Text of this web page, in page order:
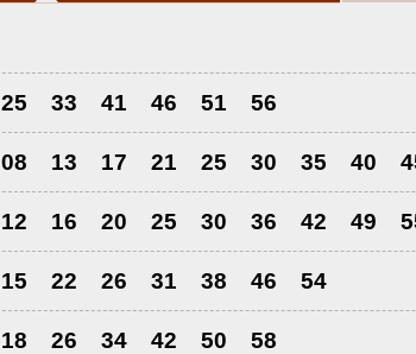
25 33 41 46 51 56
08 13 17 21 25 30 35 40
12 16 20 25 30 36 42 49
15 22 26 31 38 46 54
18 26 34 42 50 58